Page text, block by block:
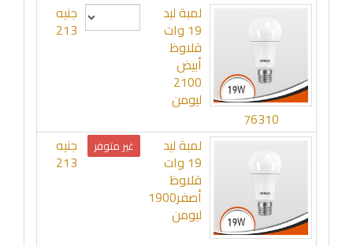
76310
لمبة ليد
19 وات
قلاوظ
أبيض
2100
ليومن
جنيه
213
لمبة ليد
19 وات
قلاوظ
أصفر1900
ليومن
غير متوفر جنيه
213